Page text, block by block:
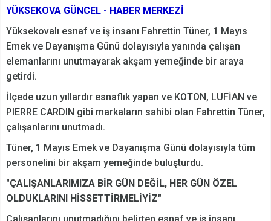
YÜKSEKOVA GÜNCEL - HABER MERKEZİ
Yüksekovalı esnaf ve iş insanı Fahrettin Tüner, 1 Mayıs
Emek ve Dayanışma Günü dolayısıyla yanında çalışan
elemanlarını unutmayarak akşam yemeğinde bir araya
getirdi.
İlçede uzun yıllardır esnaflık yapan ve KOTON, LUFİAN ve
PIERRE CARDIN gibi markaların sahibi olan Fahrettin Tüner,
çalışanlarını unutmadı.
Tüner, 1 Mayıs Emek ve Dayanışma Günü dolayısıyla tüm
personelini bir akşam yemeğinde buluşturdu.
"ÇALIŞANLARIMIZA BİR GÜN DEĞİL, HER GÜN ÖZEL
OLDUKLARINI HİSSETTİRMELİYİZ"